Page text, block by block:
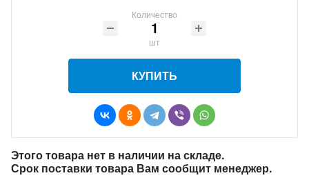
Количество
шт
КУПИТЬ
Этого товара нет в наличии на складе.
Срок поставки товара Вам сообщит менеджер.